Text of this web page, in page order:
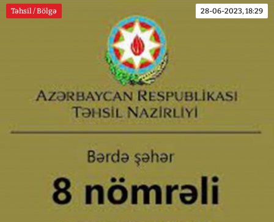
Təhsil / Bölgə 28-06-2023, 18:29